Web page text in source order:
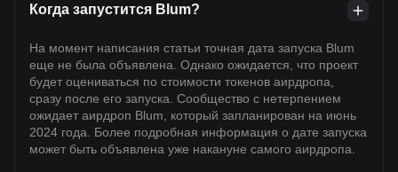
Когда запустится Blum?
На момент написания статьи точная дата запуска Blum
еще не была объявлена. Однако ожидается, что проект
будет оцениваться по стоимости токенов аирдропа,
сразу после его запуска. Сообщество с нетерпением
ожидает аирдроп Blum, который запланирован на июнь
2024 года. Более подробная информация о дате запуска
может быть объявлена уже накануне самого аирдропа.